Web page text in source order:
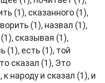
(1), сказанного (1),
(1), назвал (1),
сказывая (1),
(1), есть (1), той
сказал (1), Это
к народу и сказал (1), и